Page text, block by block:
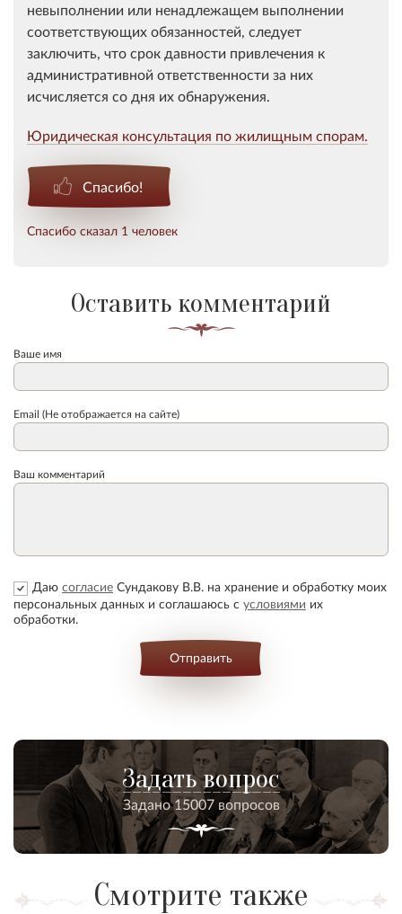
невыполнении или ненадлежащем выполнении
соответствующих обязанностей, следует
заключить, что срок давности привлечения к
административной ответственности за них
исчисляется со дня их обнаружения.
Юридическая консультация по жилищным спорам.
Спасибо!
Спасибо сказал 1 человек
Оставить комментарий
Ваше имя
Email (Не отображается на сайте)
Ваш комментарий
Даю согласие Сундакову В.В. на хранение и обработку моих
персональных данных и соглашаюсь с условиями их
обработки.
Отправить
Задать вопрос
Задано 15007 вопросов
Смотрите также